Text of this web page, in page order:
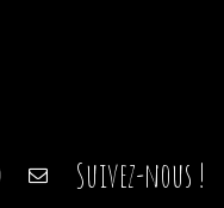
Suivez-nous !